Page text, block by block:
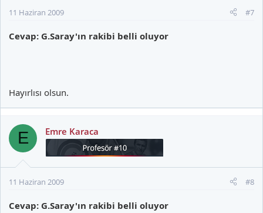
11 Haziran 2009 #7
Cevap: G.Saray'ın rakibi belli oluyor
Hayırlısı olsun.
E Emre Karaca
11 Haziran 2009 #8
Cevap: G.Saray'ın rakibi belli oluyor